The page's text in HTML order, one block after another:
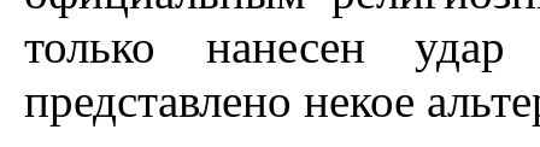
только нанесен
представлено некое